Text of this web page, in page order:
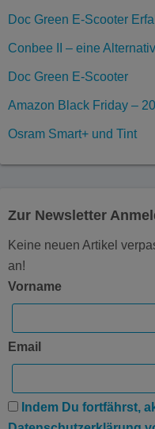
Doc Green E-Scooter
Conbee II – eine
Doc Green E-Scooter
Amazon Black Friday –
Osram Smart+ und Tint
Zur Newsletter
Keine neuen Artikel
an!
Vorname
Email
Indem Du fortfährst,